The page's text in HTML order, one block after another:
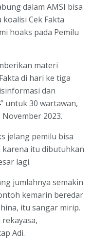
dalam AMSI bisa
Cek Fakta
hoaks pada Pemilu
materi
di hari ke tiga
dan
untuk 30 wartawan,
2023.
jelang pemilu bisa
karena itu dibutuhkan
lagi.
jumlahnya semakin
kemarin beredar
itu sangar mirip.
Adi.